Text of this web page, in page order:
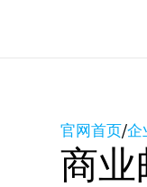
官网首页/企
商业